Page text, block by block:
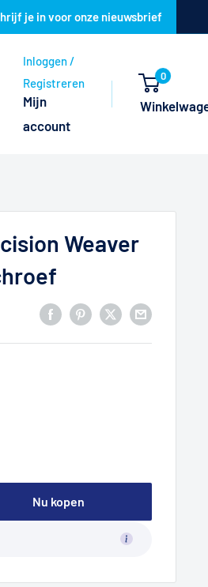
je in voor onze nieuwsbrief
Inloggen /
Registreren
Mijn
account
0
Weaver
Nu kopen